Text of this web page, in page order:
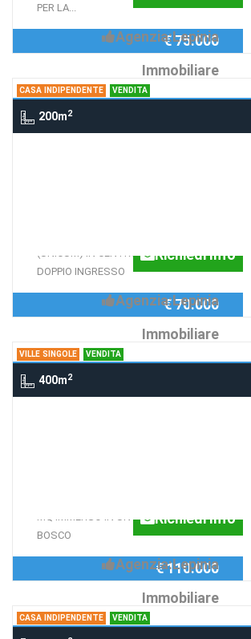
PER LA...
Agenzia:Lepinia
Immobiliare
€ 75.000
CASA INDIPENDENTE VENDITA
200m2
(UNICUM) IN CENTRO STORICO.
DOPPIO INGRESSO
Richiedi Info
Agenzia:Lepinia
Immobiliare
€ 70.000
VILLE SINGOLE VENDITA
400m2
MQ IMMERSO IN UN BELLISSIMO
BOSCO
Richiedi Info
Agenzia:Lepinia
Immobiliare
€ 110.000
CASA INDIPENDENTE VENDITA